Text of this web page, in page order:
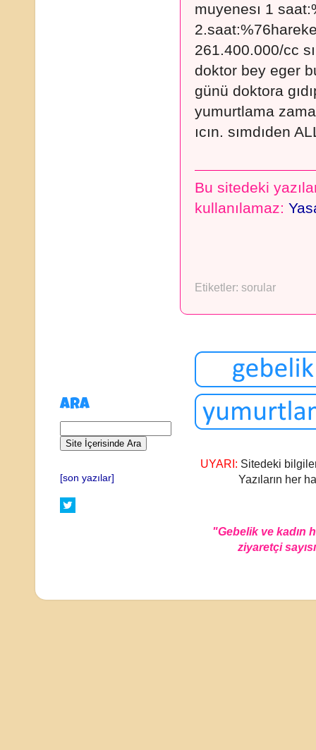
muyenesı 1
261.400.000/cc
doktor bey eger
günü doktora
yumurtlama
ıcın. sımdıden
Bu sitedeki
kullanılamaz:
Etiketler: sorular
UYARI: Sitedeki
Yazıların her
"Gebelik ve kadın
ziyaretçi
ARA
[son yazılar]